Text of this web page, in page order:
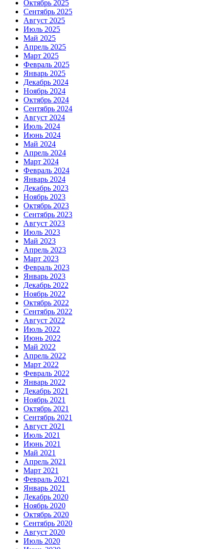
Октябрь 2025
Сентябрь 2025
Август 2025
Июль 2025
Май 2025
Апрель 2025
Март 2025
Февраль 2025
Январь 2025
Декабрь 2024
Ноябрь 2024
Октябрь 2024
Сентябрь 2024
Август 2024
Июль 2024
Июнь 2024
Май 2024
Апрель 2024
Март 2024
Февраль 2024
Январь 2024
Декабрь 2023
Ноябрь 2023
Октябрь 2023
Сентябрь 2023
Август 2023
Июль 2023
Май 2023
Апрель 2023
Март 2023
Февраль 2023
Январь 2023
Декабрь 2022
Ноябрь 2022
Октябрь 2022
Сентябрь 2022
Август 2022
Июль 2022
Июнь 2022
Май 2022
Апрель 2022
Март 2022
Февраль 2022
Январь 2022
Декабрь 2021
Ноябрь 2021
Октябрь 2021
Сентябрь 2021
Август 2021
Июль 2021
Июнь 2021
Май 2021
Апрель 2021
Март 2021
Февраль 2021
Январь 2021
Декабрь 2020
Ноябрь 2020
Октябрь 2020
Сентябрь 2020
Август 2020
Июль 2020